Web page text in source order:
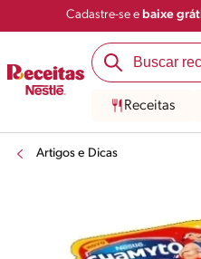
Cadastre-se e baixe
Receitas
Artigos e Dicas